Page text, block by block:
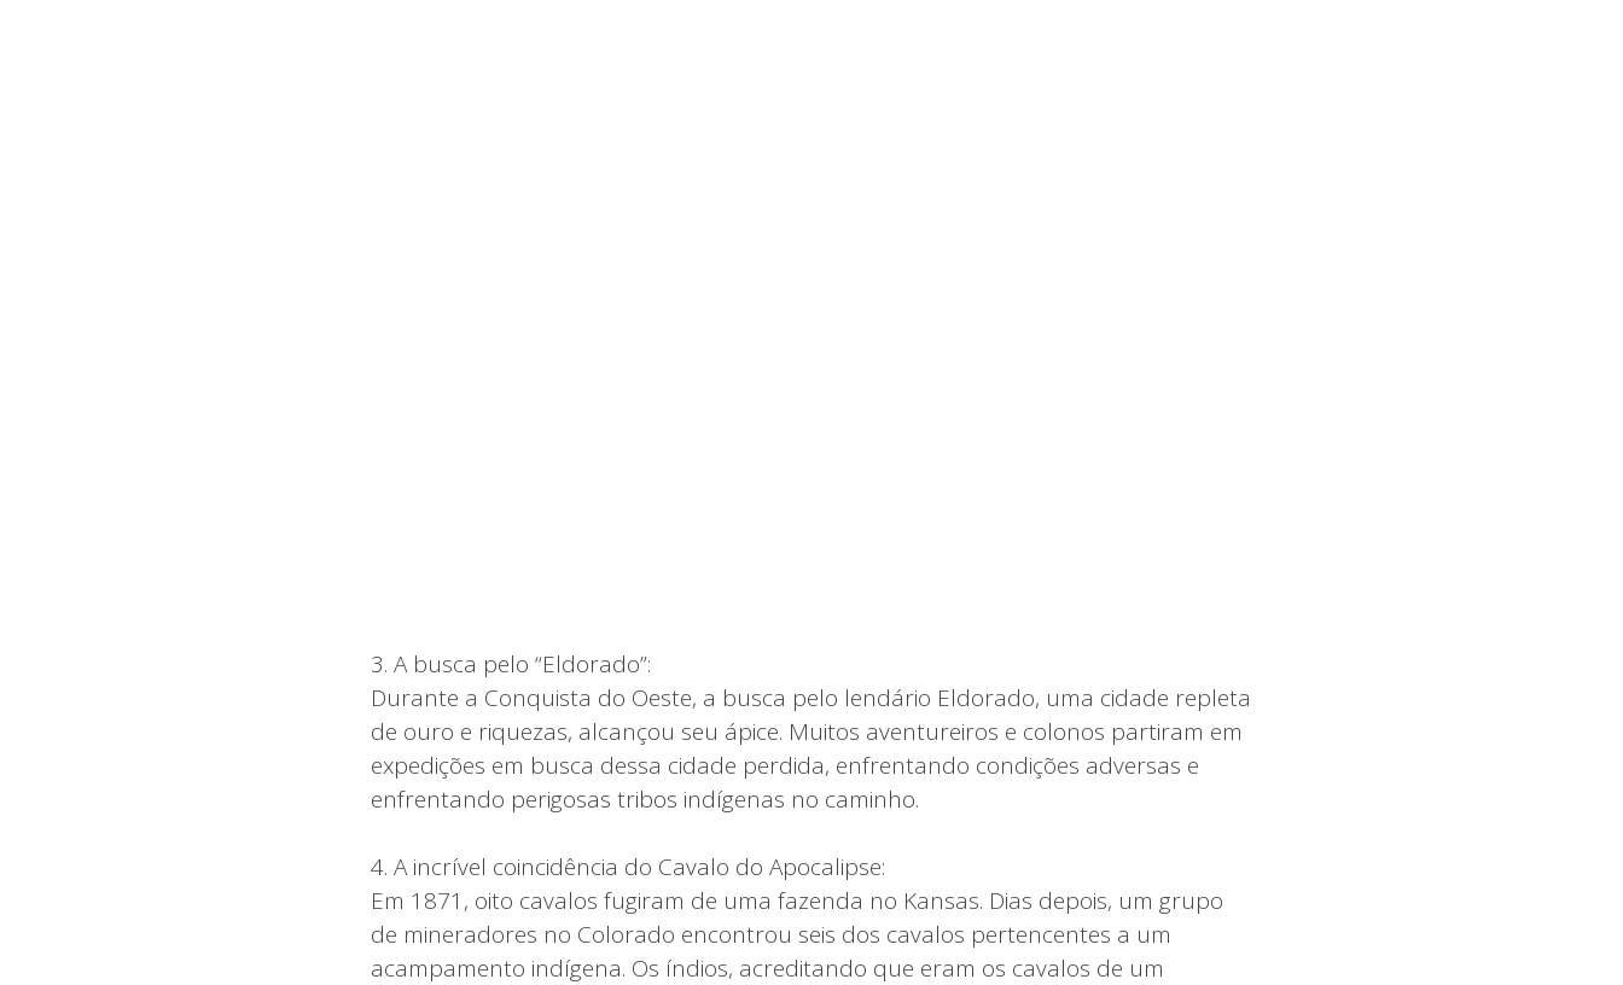
3. A busca pelo “Eldorado”:
Durante a Conquista do Oeste, a busca pelo lendário Eldorado, uma cidade repleta
de ouro e riquezas, alcançou seu ápice. Muitos aventureiros e colonos partiram em
expedições em busca dessa cidade perdida, enfrentando condições adversas e
enfrentando perigosas tribos indígenas no caminho.
4. A incrível coincidência do Cavalo do Apocalipse:
Em 1871, oito cavalos fugiram de uma fazenda no Kansas. Dias depois, um grupo
de mineradores no Colorado encontrou seis dos cavalos pertencentes a um
acampamento indígena. Os índios, acreditando que eram os cavalos de um